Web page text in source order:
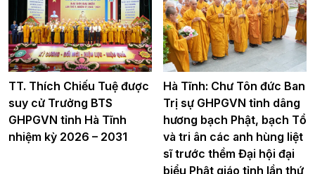
TT. Thích Chiếu Tuệ được
suy cử Trưởng BTS
GHPGVN tỉnh Hà Tĩnh
nhiệm kỳ 2026 – 2031
Hà Tĩnh: Chư Tôn đức Ban
Trị sự GHPGVN tỉnh dâng
hương bạch Phật, bạch Tổ
và tri ân các anh hùng liệt
sĩ trước thềm Đại hội đại
biểu Phật giáo tỉnh lần thứ